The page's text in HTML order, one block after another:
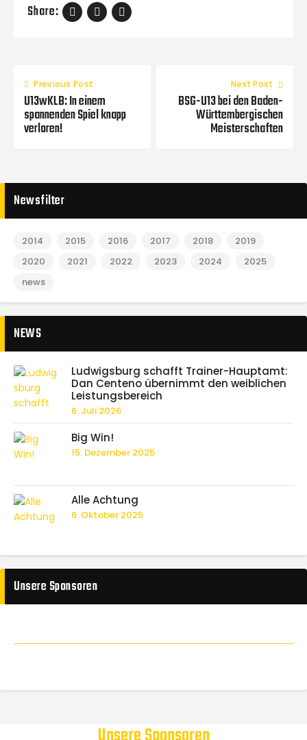
Share:
Previous Post
U13wKLB: In einem
spannenden Spiel knapp
verloren!
Next Post
BSG-U13 bei den Baden-
Württembergischen
Meisterschaften
Newsfilter
2014 2015 2016 2017 2018
2019
2020
2021 2022 2023 2024
2025
news
NEWS
Ludwigsburg schafft Trainer-Hauptamt:
Dan Centeno übernimmt den weiblichen
Leistungsbereich
6. Juli 2026
Big Win!
15. Dezember 2025
Alle Achtung
6. Oktober 2025
Unsere Sponsoren